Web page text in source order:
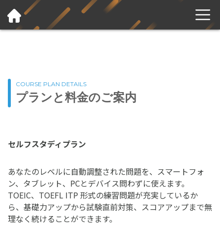
COURSE PLAN DETAILS
プランと料金のご案内
セルフスタディプラン
あなたのレベルに自動調整された問題を、スマートフォ
ン、タブレット、PCとデバイス問わずに使えます。
TOEIC、TOEFL ITP 形式の練習問題が充実しているか
ら、基礎力アップから試験直前対策、スコアアップまで無
理なく続けることができます。